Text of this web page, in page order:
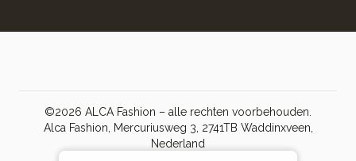
©2026 ALCA Fashion – alle rechten voorbehouden.
Alca Fashion, Mercuriusweg 3, 2741TB Waddinxveen,
Nederland